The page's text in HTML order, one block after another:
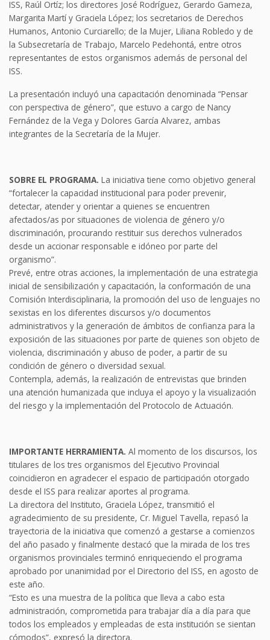
ISS, Raúl Ortíz; los directores José Rodríguez, Gerardo Gameza,
Margarita Martí y Graciela López; los secretarios de Derechos
Humanos, Antonio Curciarello; de la Mujer, Liliana Robledo y de
la Subsecretaría de Trabajo, Marcelo Pedehontá, entre otros
representantes de estos organismos además de personal del
ISS.
La presentación incluyó una capacitación denominada “Pensar
con perspectiva de género”, que estuvo a cargo de Nancy
Fernández de la Vega y Dolores García Alvarez, ambas
integrantes de la Secretaría de la Mujer.
SOBRE EL PROGRAMA. La iniciativa tiene como objetivo general
“fortalecer la capacidad institucional para poder prevenir,
detectar, atender y orientar a quienes se encuentren
afectados/as por situaciones de violencia de género y/o
discriminación, procurando restituir sus derechos vulnerados
desde un accionar responsable e idóneo por parte del
organismo”.
Prevé, entre otras acciones, la implementación de una estrategia
inicial de sensibilización y capacitación, la conformación de una
Comisión Interdisciplinaria, la promoción del uso de lenguajes no
sexistas en los diferentes discursos y/o documentos
administrativos y la generación de ámbitos de confianza para la
exposición de las situaciones por parte de quienes son objeto de
violencia, discriminación y abuso de poder, a partir de su
condición de género o diversidad sexual.
Contempla, además, la realización de entrevistas que brinden
una atención humanizada que incluya el apoyo y la visualización
del riesgo y la implementación del Protocolo de Actuación.
IMPORTANTE HERRAMIENTA. Al momento de los discursos, los
titulares de los tres organismos del Ejecutivo Provincial
coincidieron en agradecer el espacio de participación otorgado
desde el ISS para realizar aportes al programa.
La directora del Instituto, Graciela López, transmitió el
agradecimiento de su presidente, Cr. Miguel Tavella, repasó la
trayectoria de la iniciativa que comenzó a gestarse a comienzos
del año pasado y finalmente destacó que la mirada de los tres
organismos provinciales terminó enriqueciendo el programa
aprobado por unanimidad por el Directorio del ISS, en agosto de
este año.
“Esto es una muestra de la política que lleva a cabo esta
administración, comprometida para trabajar día a día para que
todos los empleados y empleadas de esta institución se sientan
cómodos”, expresó la directora.